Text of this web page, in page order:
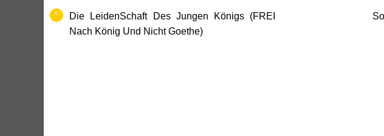
<
Die LeidenSchaft Des Jungen Königs (FREI
Nach König Und Nicht Goethe)